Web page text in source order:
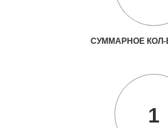
СУММАРНОЕ
1